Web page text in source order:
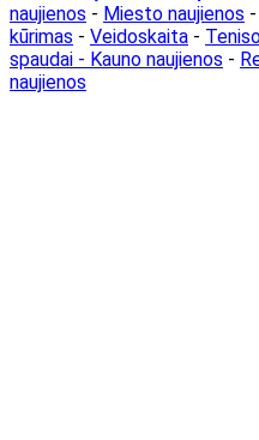
naujienos - Miesto naujienos -
kūrimas - Veidoskaita -
spaudai - Kauno naujienos -
naujienos